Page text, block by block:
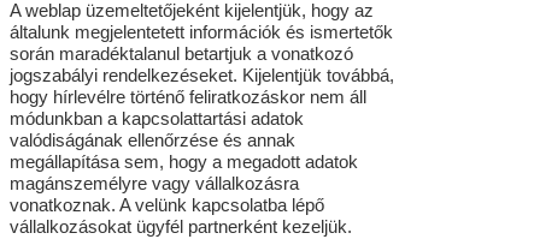
A weblap üzemeltetőjeként kijelentjük, hogy az
általunk megjelentetett információk és ismertetők
során maradéktalanul betartjuk a vonatkozó
jogszabályi rendelkezéseket. Kijelentjük továbbá,
hogy hírlevélre történő feliratkozáskor nem áll
módunkban a kapcsolattartási adatok
valódiságának ellenőrzése és annak
megállapítása sem, hogy a megadott adatok
magánszemélyre vagy vállalkozásra
vonatkoznak. A velünk kapcsolatba lépő
vállalkozásokat ügyfél partnerként kezeljük.